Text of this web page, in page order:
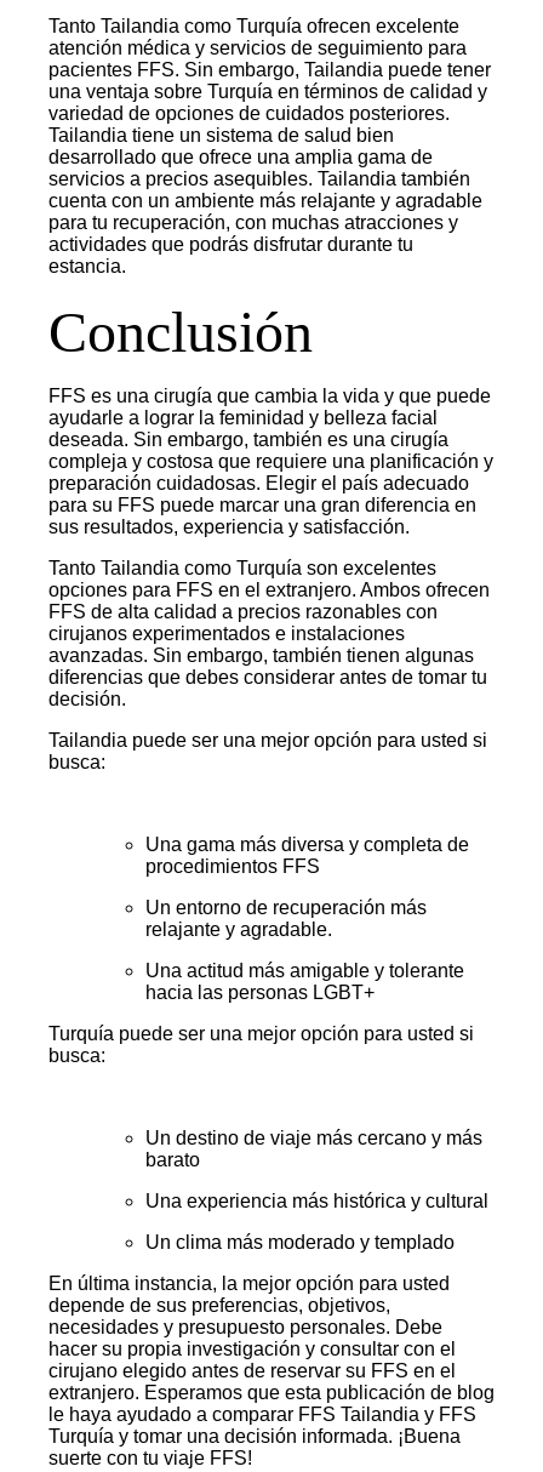
Tanto Tailandia como Turquía ofrecen excelente
atención médica y servicios de seguimiento para
pacientes FFS. Sin embargo, Tailandia puede tener
una ventaja sobre Turquía en términos de calidad y
variedad de opciones de cuidados posteriores.
Tailandia tiene un sistema de salud bien
desarrollado que ofrece una amplia gama de
servicios a precios asequibles. Tailandia también
cuenta con un ambiente más relajante y agradable
para tu recuperación, con muchas atracciones y
actividades que podrás disfrutar durante tu
estancia.
Conclusión
FFS es una cirugía que cambia la vida y que puede
ayudarle a lograr la feminidad y belleza facial
deseada. Sin embargo, también es una cirugía
compleja y costosa que requiere una planificación y
preparación cuidadosas. Elegir el país adecuado
para su FFS puede marcar una gran diferencia en
sus resultados, experiencia y satisfacción.
Tanto Tailandia como Turquía son excelentes
opciones para FFS en el extranjero. Ambos ofrecen
FFS de alta calidad a precios razonables con
cirujanos experimentados e instalaciones
avanzadas. Sin embargo, también tienen algunas
diferencias que debes considerar antes de tomar tu
decisión.
Tailandia puede ser una mejor opción para usted si
busca:
Una gama más diversa y completa de
procedimientos FFS
Un entorno de recuperación más
relajante y agradable.
Una actitud más amigable y tolerante
hacia las personas LGBT+
Turquía puede ser una mejor opción para usted si
busca:
Un destino de viaje más cercano y más
barato
Una experiencia más histórica y cultural
Un clima más moderado y templado
En última instancia, la mejor opción para usted
depende de sus preferencias, objetivos,
necesidades y presupuesto personales. Debe
hacer su propia investigación y consultar con el
cirujano elegido antes de reservar su FFS en el
extranjero. Esperamos que esta publicación de blog
le haya ayudado a comparar FFS Tailandia y FFS
Turquía y tomar una decisión informada. ¡Buena
suerte con tu viaje FFS!